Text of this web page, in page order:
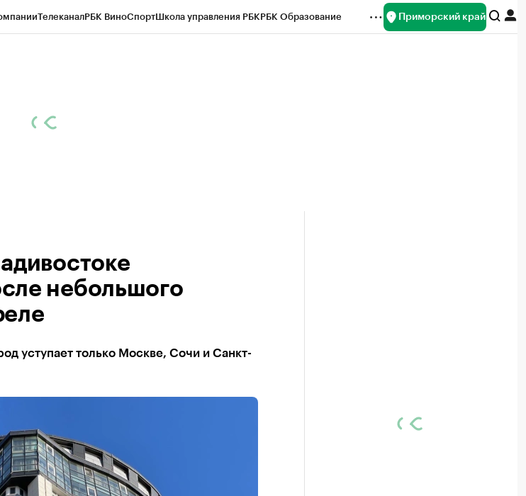
ТелеканалРБК ВиноСпортШкола управления РБКРБК Образование Приморский край
небольшого
уступает только Москве, Сочи и Санкт-